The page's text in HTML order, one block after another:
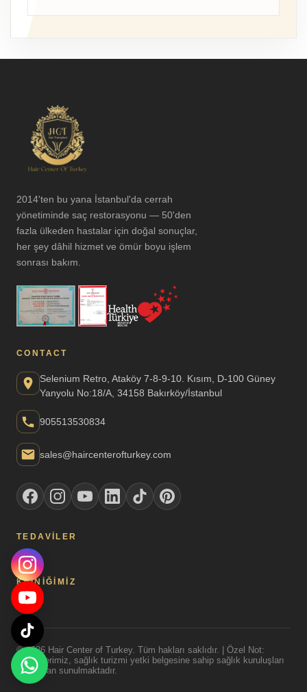
2014'ten bu yana İstanbul'da cerrah
yönetiminde saç restorasyonu — 50'den
fazla ülkeden hastalar için doğal sonuçlar,
her şey dâhil hizmet ve ömür boyu işlem
sonrası bakım.
CONTACT
Selenium Retro, Ataköy 7-8-9-10. Kısım, D-100 Güney
Yanyolu No:18/A, 34158 Bakırköy/İstanbul
905513530834
sales@haircenterofturkey.com
TEDAVILER
KLINIĞIMIZ
© 2026 Hair Center of Turkey. Tüm hakları saklıdır. | Özel Not:
Tedavilerimiz, sağlık turizmi yetki belgesine sahip sağlık kuruluşları
tarafından sunulmaktadır.